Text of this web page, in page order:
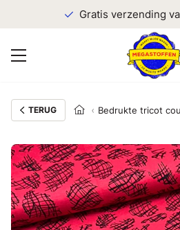
Gratis verzending
TERUG Bedrukte tricot